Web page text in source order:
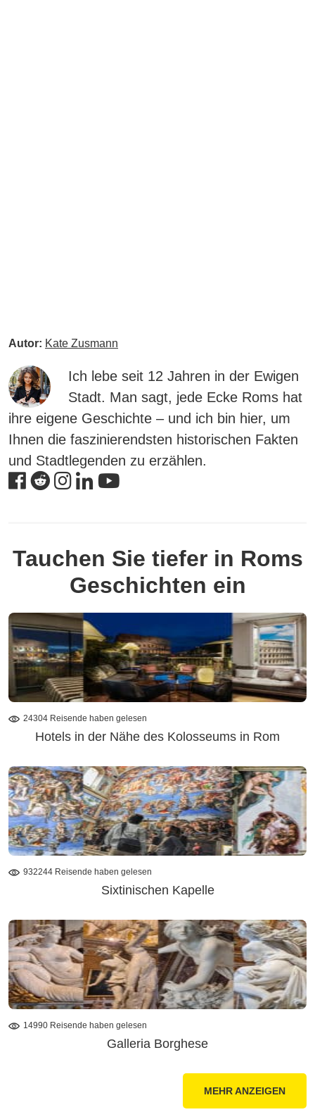
Autor: Kate Zusmann
Ich lebe seit 12 Jahren in der Ewigen
Stadt. Man sagt, jede Ecke Roms hat
ihre eigene Geschichte – und ich bin hier, um
Ihnen die faszinierendsten historischen Fakten
und Stadtlegenden zu erzählen.
Tauchen Sie tiefer in Roms
Geschichten ein
24304 Reisende haben gelesen
Hotels in der Nähe des Kolosseums in Rom
932244 Reisende haben gelesen
Sixtinischen Kapelle
14990 Reisende haben gelesen
Galleria Borghese
MEHR ANZEIGEN